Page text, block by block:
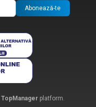
Abonează-te
TopManager platform.